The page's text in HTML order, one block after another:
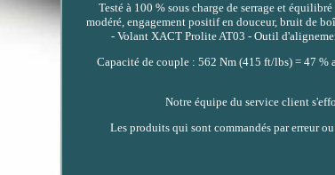
Testé à 100 % sous charge de serrage et
modéré, engagement positif en douceur, bruit de
- Volant XACT Prolite AT03 - Outil
Capacité de couple : 562 Nm (415 ft/lbs) = 47 %
Notre équipe du service client
Les produits qui sont commandés par erreur